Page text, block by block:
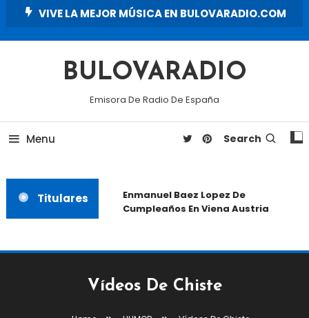
VIVE LA MEJOR MÚSICA EN BULOVARADIO.COM
BULOVARADIO
Emisora De Radio De España
Menu Search
Titulares
Enmanuel Baez Lopez De
Cumpleaños En Viena Austria
Vídeos De Chiste